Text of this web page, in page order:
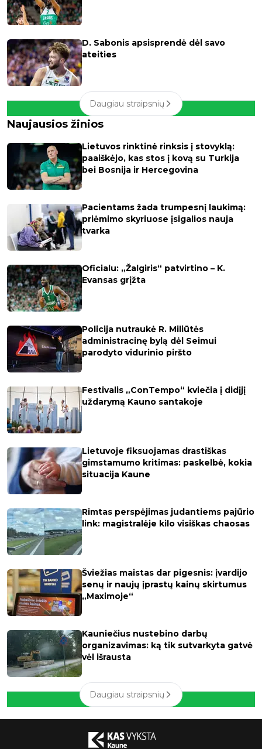
D. Sabonis apsisprendė dėl savo
ateities
Daugiau straipsnių
Naujausios žinios
Lietuvos rinktinė rinksis į stovyklą:
paaiškėjo, kas stos į kovą su Turkija
bei Bosnija ir Hercegovina
Pacientams žada trumpesnį laukimą:
priėmimo skyriuose įsigalios nauja
tvarka
Oficialu: „Žalgiris“ patvirtino – K.
Evansas grįžta
Policija nutraukė R. Miliūtės
administracinę bylą dėl Seimui
parodyto vidurinio piršto
Festivalis „ConTempo“ kviečia į didįjį
uždarymą Kauno santakoje
Lietuvoje fiksuojamas drastiškas
gimstamumo kritimas: paskelbė, kokia
situacija Kaune
Rimtas perspėjimas judantiems pajūrio
link: magistralėje kilo visiškas chaosas
Šviežias maistas dar pigesnis: įvardijo
senų ir naujų įprastų kainų skirtumus
„Maximoje“
Kauniečius nustebino darbų
organizavimas: ką tik sutvarkyta gatvė
vėl išrausta
Daugiau straipsnių